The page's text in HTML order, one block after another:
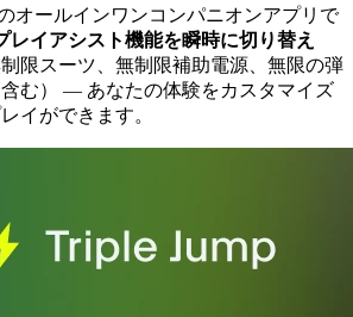
オールインワンコンパニオンアプリで
レイアシスト機能を瞬時に切り替え
制限スーツ、無制限補助電源、無限の弾
む） — あなたの体験をカスタマイズ
イができます。